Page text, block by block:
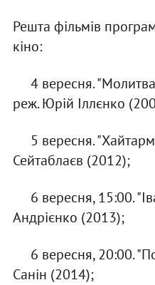
Решта фільмів
кіно:
4 вересня.
реж. Юрій Іллєнко
5 вересня.
Сейтаблаєв (2012);
6 вересня, 15:00.
Андрієнко (2013);
6 вересня, 20:00.
Санін (2014);